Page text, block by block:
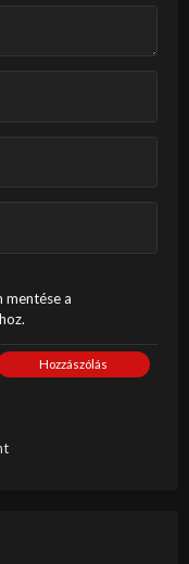
mentése a
Hozzászólás